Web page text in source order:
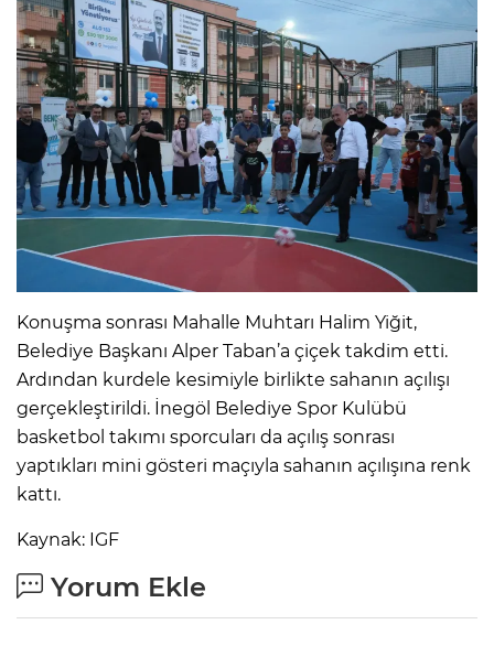
Konuşma sonrası Mahalle Muhtarı Halim Yiğit,
Belediye Başkanı Alper Taban’a çiçek takdim etti.
Ardından kurdele kesimiyle birlikte sahanın açılışı
gerçekleştirildi. İnegöl Belediye Spor Kulübü
basketbol takımı sporcuları da açılış sonrası
yaptıkları mini gösteri maçıyla sahanın açılışına renk
kattı.
Kaynak: IGF
Yorum Ekle